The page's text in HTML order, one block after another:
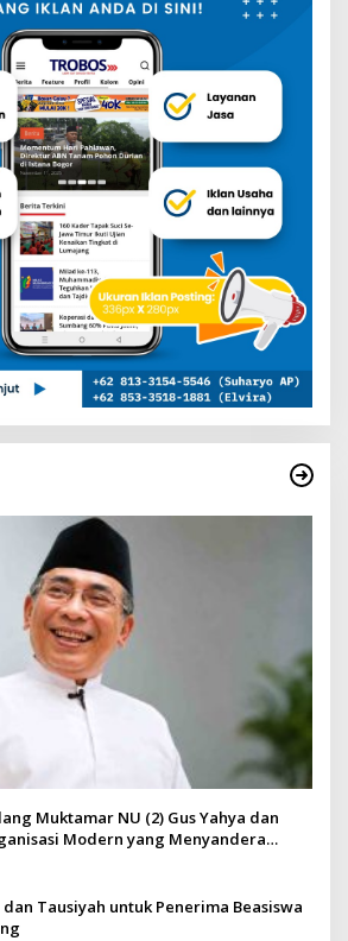
Muktamar NU (2) Gus Yahya dan
Modern yang Menyandera
dan Tausiyah untuk Penerima Beasiswa